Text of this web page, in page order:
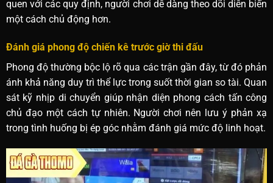
quen với các quy định, người chơi dễ dàng theo dõi diễn biến
một cách chủ động hơn.
Đánh giá phong độ chiến kê trước giờ thi đấu
Phong độ thường bộc lộ rõ qua các trận gần đây, từ đó phản
ánh khả năng duy trì thể lực trong suốt thời gian so tài. Quan
sát kỹ nhịp di chuyển giúp nhận diện phong cách tấn công
chủ đạo một cách tự nhiên. Người chơi nên lưu ý phản xạ
trong tình huống bị ép góc nhằm đánh giá mức độ linh hoạt.